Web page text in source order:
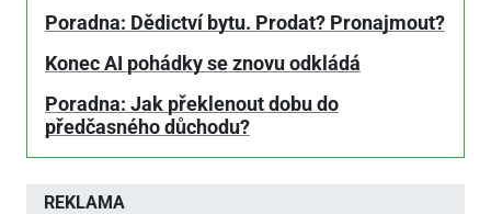
REKLAMA
Poradna: Dědictví bytu. Prodat? Pronajmout?
Konec AI pohádky se znovu odkládá
Poradna: Jak překlenout dobu do
předčasného důchodu?